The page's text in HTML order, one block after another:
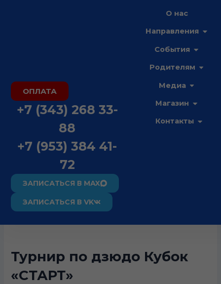
ОПЛАТА
+7 (343) 268 33-
88
+7 (953) 384 41-
72
ЗАПИСАТЬСЯ В MAX
ЗАПИСАТЬСЯ В VK
О нас
Направления
События Open
Родителям
Медиа Open
Магазин Open
Контакты Open
Турнир по дзюдо Кубок
«СТАРТ»